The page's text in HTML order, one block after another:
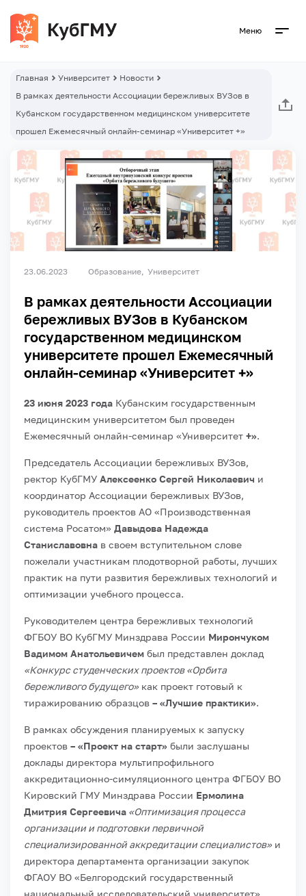
Меню
Главная Университет
Новости
В рамках деятельности Ассоциации бережливых ВУЗов в
Кубанском государственном медицинском университете
прошел Ежемесячный онлайн-семинар «Университет +»
23.06.2023 Образование Университет
В рамках деятельности Ассоциации
бережливых ВУЗов в Кубанском
государственном медицинском
университете прошел Ежемесячный
онлайн-семинар «Университет +»
23 июня 2023 года Кубанским государственным
медицинским университетом был проведен
Ежемесячный онлайн-семинар «Университет +».
Председатель Ассоциации бережливых ВУЗов,
ректор КубГМУ Алексеенко Сергей Николаевич и
координатор Ассоциации бережливых ВУЗов,
руководитель проектов АО «Производственная
система Росатом» Давыдова Надежда
Станиславовна в своем вступительном слове
пожелали участникам плодотворной работы, лучших
практик на пути развития бережливых технологий и
оптимизации учебного процесса.
Руководителем центра бережливых технологий
ФГБОУ ВО КубГМУ Минздрава России Мирончуком
Вадимом Анатольевичем был представлен доклад
«Конкурс студенческих проектов «Орбита
бережливого будущего» как проект готовый к
тиражированию образцов – «Лучшие практики».
В рамках обсуждения планируемых к запуску
проектов – «Проект на старт» были заслушаны
доклады директора мультипрофильного
аккредитационно-симуляционного центра ФГБОУ ВО
Кировский ГМУ Минздрава России Ермолина
Дмитрия Сергеевича «Оптимизация процесса
организации и подготовки первичной
специализированной аккредитации специалистов» и
директора департамента организации закупок
ФГАОУ ВО «Белгородский государственный
национальный исследовательский университет»